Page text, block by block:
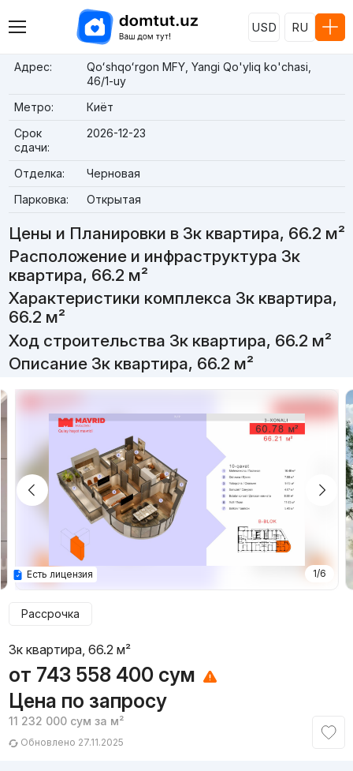
USD RU
Адрес:
Qoʻshqoʻrgon MFY, Yangi Qo'yliq ko'chasi,
46/1-uy
Метро:
Киёт
Срок
сдачи:
2026-12-23
Отделка:
Черновая
Парковка:
Открытая
Цены и Планировки в 3к квартира, 66.2 м²
Расположение и инфраструктура 3к
квартира, 66.2 м²
Характеристики комплекса 3к квартира,
66.2 м²
Ход строительства 3к квартира, 66.2 м²
Описание 3к квартира, 66.2 м²
1/6
Есть лицензия
Рассрочка
3к квартира, 66.2 м²
от 743 558 400 сум
Цена по запросу
11 232 000 сум за м²
Обновлено 27.11.2025